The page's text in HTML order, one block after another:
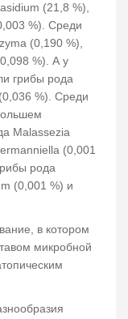
(21,8 %),
%). Среди
(0,190 %),
%). А у
грибы рода
%). Среди
Malassezia
(0,001
рода
(0,001 %) и
в котором
микробной